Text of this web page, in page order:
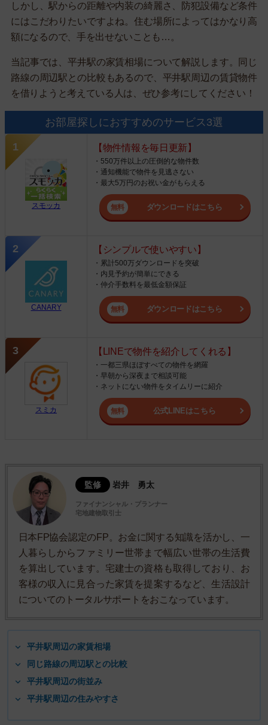
しかし、駅からの距離や内装の綺麗さ、防犯設備など条件
にはこだわりたいですよね。住む場所によってはかなり高
額になるので、手を出せないことも…。
当記事では、平井駅の家賃相場について解説します。同じ
路線の周辺駅との比較もあるので、平井駅周辺の賃貸物件
を借りようと考えている人は、ぜひ参考にしてください！
お部屋探しにおすすめのサービス3選
スモッカ
【物件情報を毎日更新】
・550万件以上の圧倒的な物件数
・通知機能で物件を見逃さない
・最大5万円のお祝い金がもらえる
ダウンロードはこちら
CANARY
【シンプルで使いやすい】
・累計500万ダウンロードを突破
・内見予約が簡単にできる
・仲介手数料を最低金額保証
ダウンロードはこちら
スミカ
【LINEで物件を紹介してくれる】
・一都三県ほぼすべての物件を網羅
・早朝から深夜まで相談可能
・ネットにない物件をタイムリーに紹介
公式LINEはこちら
監修 岩井 勇太
ファイナンシャル・プランナー
宅地建物取引士
日本FP協会認定のFP。お金に関する知識を活かし、一
人暮らしからファミリー世帯まで幅広い世帯の生活費
を算出しています。宅建士の資格も取得しており、お
客様の収入に見合った家賃を提案するなど、生活設計
についてのトータルサポートをおこなっています。
平井駅周辺の家賃相場
同じ路線の周辺駅との比較
平井駅周辺の街並み
平井駅周辺の住みやすさ